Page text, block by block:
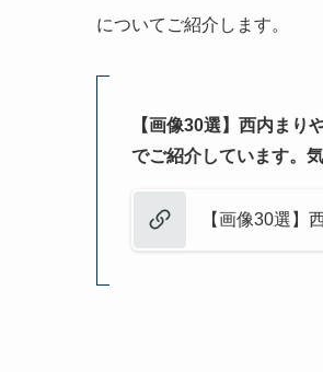
についてご紹介します。
【画像30選】西内まり
でご紹介しています。
【画像30選】